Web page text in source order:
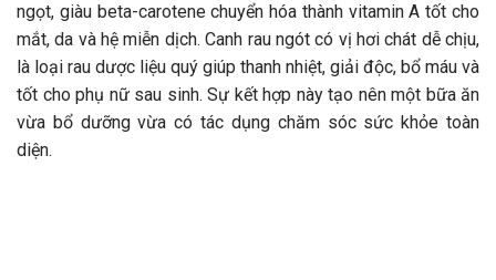
ngọt, giàu beta-carotene chuyển hóa thành vitamin A tốt cho
mắt, da và hệ miễn dịch. Canh rau ngót có vị hơi chát dễ chịu,
là loại rau dược liệu quý giúp thanh nhiệt, giải độc, bổ máu và
tốt cho phụ nữ sau sinh. Sự kết hợp này tạo nên một bữa ăn
vừa bổ dưỡng vừa có tác dụng chăm sóc sức khỏe toàn
diện.